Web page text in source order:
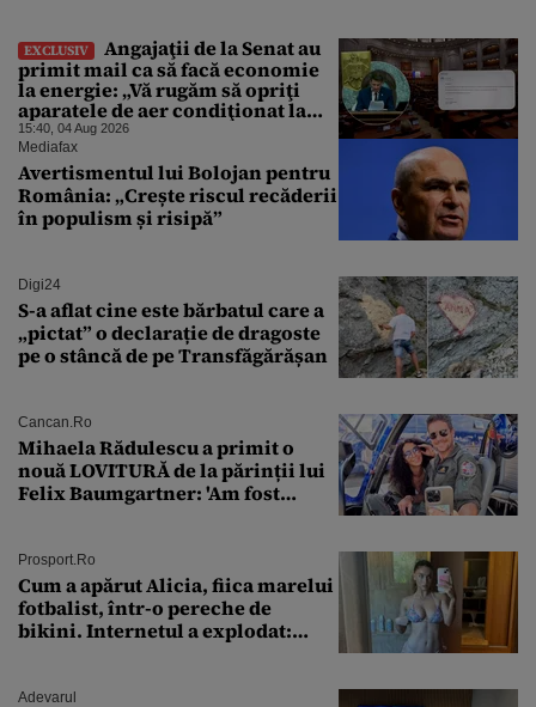
EXCLUSIV
Angajaţii de la Senat au
primit mail ca să facă economie
la energie: „Vă rugăm să opriţi
aparatele de aer condiţionat la
sfârşitul programului”
15:40, 04 Aug 2026
Mediafax
Avertismentul lui Bolojan pentru
România: „Crește riscul recăderii
în populism și risipă”
Digi24
S-a aflat cine este bărbatul care a
„pictat” o declarație de dragoste
pe o stâncă de pe Transfăgărășan
Cancan.ro
Mihaela Rădulescu a primit o
nouă LOVITURĂ de la părinții lui
Felix Baumgartner: 'Am fost
Prosport.ro
Cum a apărut Alicia, fiica marelui
fotbalist, într-o pereche de
bikini. Internetul a explodat:
Adevarul